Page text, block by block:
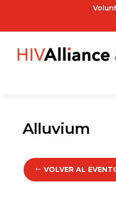
Alluvium
VOLVER AL